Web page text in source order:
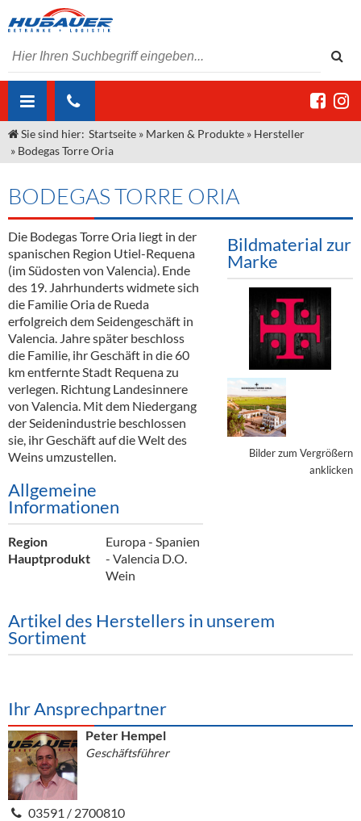
ÜBER UNS
Unser Liefergebiet
Unser Team
Kontakt
Angebote Gastronomie & Großhandel
Gastronomie
Großhandel
Innovation - Die Neue Art des Bierzapfens
"DroughtMaster"
Neuigkeiten
Termine
MARKEN & PRODUKTE
Weine & Schaumwein
Sirup
Spirituosen
Bier
Alkoholfreie Getränke
Öle & Küchenartikel
Kaffee
Equipment
Hygieneartikel & Desinfektion
DIENSTLEISTUNGEN
Kommisionskauf & Lieferbedingungen
Fremddienstleistungen
Sie sind hier: Startseite » Marken & Produkte » Hersteller
» Bodegas Torre Oria
BODEGAS TORRE ORIA
Die Bodegas Torre Oria liegt in der
spanischen Region Utiel-Requena
(im Südosten von Valencia). Ende
des 19. Jahrhunderts widmete sich
die Familie Oria de Rueda
erfolgreich dem Seidengeschäft in
Valencia. Jahre später beschloss
die Familie, ihr Geschäft in die 60
km entfernte Stadt Requena zu
verlegen. Richtung Landesinnere
von Valencia. Mit dem Niedergang
der Seidenindustrie beschlossen
sie, ihr Geschäft auf die Welt des
Weins umzustellen.
Allgemeine
Informationen
Region
Europa - Spanien
- Valencia D.O.
Hauptprodukt
Wein
Bildmaterial zur
Marke
Bilder zum Vergrößern
anklicken
Artikel des Herstellers in unserem
Sortiment
Ihr Ansprechpartner
Peter Hempel
Geschäftsführer
03591 / 2700810